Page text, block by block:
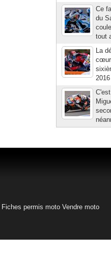
Ce
du
tout
La
cœur
Fiches permis moto Vendre moto